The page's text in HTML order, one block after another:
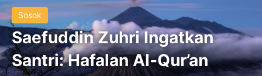
Sosok
Saefuddin Zuhri Ingatkan
Santri: Hafalan Al-Qur’an